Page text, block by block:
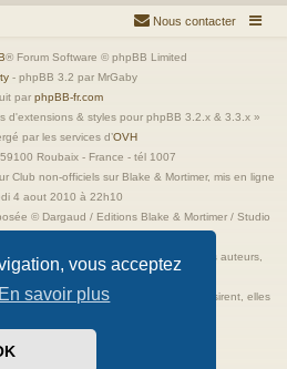
vous acceptez
En savoir plus
Nous contacter
® Forum Software © phpBB Limited
- phpBB 3.2 par MrGaby
par phpBB-fr.com
d'extensions & styles pour phpBB 3.2.x & 3.3.x »
par les services d’OVH
Roubaix - France - tél 1007
Club non-officiels sur Blake & Mortimer, mis en ligne
4 aout 2010 à 22h10
© Dargaud / Editions Blake & Mortimer / Studio
sont la propriété exclusive de leurs auteurs,
droits et/ou éditeurs.
ou d'illustration. Si les propriétaires le désirent, elles